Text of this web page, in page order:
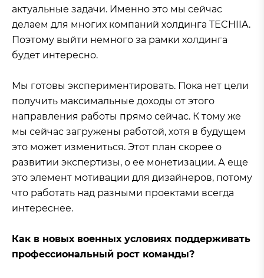
актуальные задачи. Именно это мы сейчас
делаем для многих компаний холдинга TECHIIA.
Поэтому выйти немного за рамки холдинга
будет интересно.
Мы готовы экспериментировать. Пока нет цели
получить максимальные доходы от этого
направления работы прямо сейчас. К тому же
мы сейчас загружены работой, хотя в будущем
это может измениться. Этот план скорее о
развитии экспертизы, о ее монетизации. А еще
это элемент мотивации для дизайнеров, потому
что работать над разными проектами всегда
интереснее.
Как в новых военных условиях поддерживать
профессиональный рост команды?